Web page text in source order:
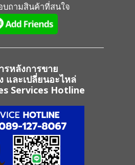
ถามสินค้าที่สนใจ
รหลังการขาย
และเปลี่ยนอะไหล่
Services Hotline